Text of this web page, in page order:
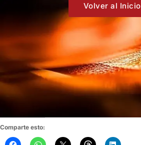
Volver al Inicio
Comparte esto: